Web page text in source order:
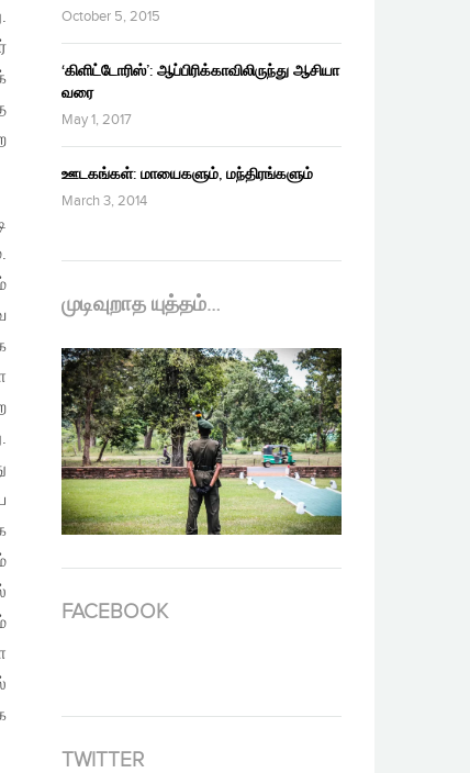
October 5, 2015
‘கிளிட்டோரிஸ்’: ஆப்பிரிக்காவிலிருந்து ஆசியா
வரை
May 1, 2017
ஊடகங்கள்: மாயைகளும், மந்திரங்களும்
March 3, 2014
முடிவுறாத யுத்தம்…
FACEBOOK
TWITTER